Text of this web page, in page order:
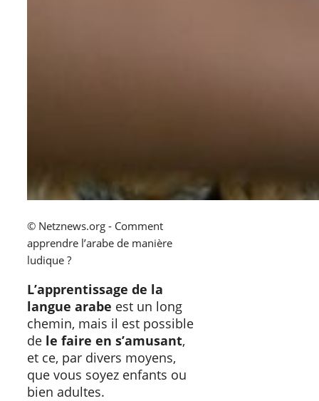
© Netznews.org - Comment
apprendre l’arabe de manière
ludique ?
L’apprentissage de la
langue arabe est un long
chemin, mais il est possible
de le faire en s’amusant,
et ce, par divers moyens,
que vous soyez enfants ou
bien adultes.